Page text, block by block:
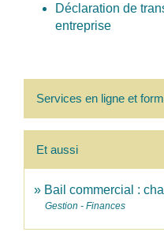
Déclaration de
entreprise
Services en ligne et
Et aussi
Bail commercial :
Gestion - Finances